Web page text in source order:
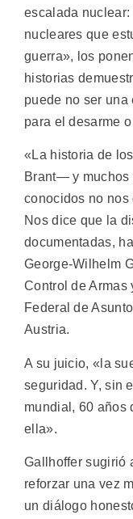
escalada
nucleares que
guerra», los
historias
puede no ser una
para el desarme
«La historia de
Brant— y muchos
conocidos no
Nos dice que la
documentadas,
George-Wilhelm
Control de
Federal de
Austria.
A su juicio, «la
seguridad. Y, sin
mundial, 60 años
ella».
Gallhoffer sugirió
reforzar una vez
un diálogo